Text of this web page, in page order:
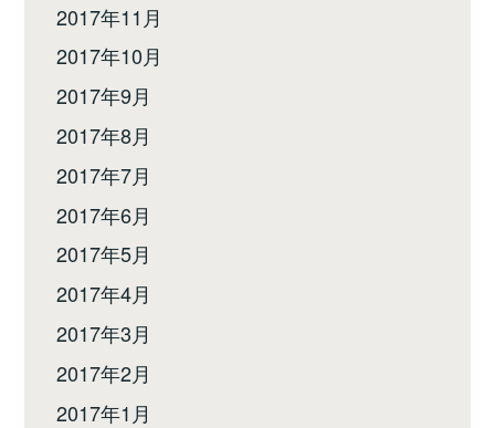
2017年11月
2017年10月
2017年9月
2017年8月
2017年7月
2017年6月
2017年5月
2017年4月
2017年3月
2017年2月
2017年1月